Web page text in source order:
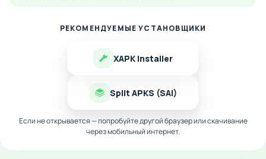
РЕКОМЕНДУЕМЫЕ УСТАНОВЩИКИ
XAPK Installer
Split APKS (SAI)
Если не открывается — попробуйте другой браузер или скачивание
через мобильный интернет.